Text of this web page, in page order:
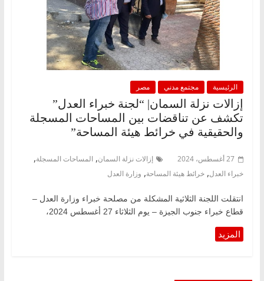
الرئيسية مجتمع مدني مصر
إزالات نزلة السمان| “لجنة خبراء العدل”
تكشف عن تناقضات بين المساحات المسجلة
والحقيقية في خرائط هيئة المساحة”
27 أغسطس، 2024 إزالات نزلة السمان, المساحات المسجلة,
خبراء العدل, خرائط هيئة المساحة, وزارة العدل
انتقلت اللجنة الثلاثية المشكلة من مصلحة خبراء وزارة العدل –
قطاع خبراء جنوب الجيزة – يوم الثلاثاء 27 أغسطس 2024،